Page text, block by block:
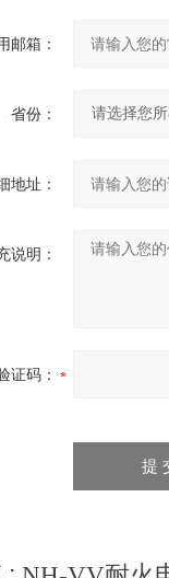
邮箱：
省份：
地址：
说明：
证码：